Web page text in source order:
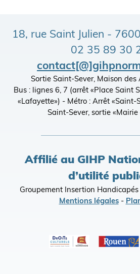
18, rue Saint Julien -
02 35 89 30
Sortie Saint-Sever, Maison des
Bus : lignes 6, 7 (arrêt «Place Saint
«Lafayette») - Métro : Arrêt «Saint-
Saint-Sever, sortie
Affilié au GIHP
d’utilité
Groupement Insertion
Mentions légales-